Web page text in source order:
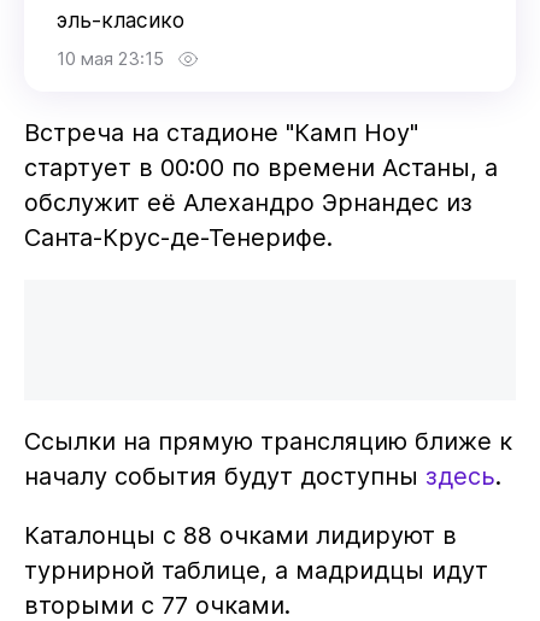
эль-класико
10 мая 23:15
Встреча на стадионе "Камп Ноу"
стартует в 00:00 по времени Астаны, а
обслужит её Алехандро Эрнандес из
Санта-Крус-де-Тенерифе.
Ссылки на прямую трансляцию ближе к
началу события будут доступны здесь.
Каталонцы с 88 очками лидируют в
турнирной таблице, а мадридцы идут
вторыми с 77 очками.